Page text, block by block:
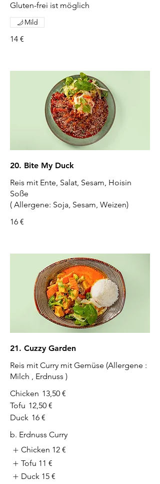
Gluten-frei ist möglich
14 €
Mild
20. Bite My Duck
Reis mit Ente, Salat, Sesam, Hoisin
Soße
( Allergene: Soja, Sesam, Weizen)
16 €
21. Cuzzy Garden
Reis mit Curry mit Gemüse (Allergene :
Milch , Erdnuss )
Chicken 13,50 €
Tofu 12,50 €
Duck 16 €
b. Erdnuss Curry
Chicken 12 €
Tofu 11 €
Duck 15 €